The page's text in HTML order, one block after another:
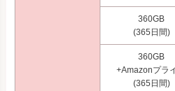
360GB
(365日間)
360GB
+Amazonプラ
(365日間)